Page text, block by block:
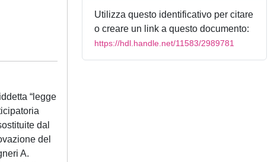
“legge
dal
del
A.
Utilizza questo identificativo per citare
o creare un link a questo documento:
https://hdl.handle.net/11583/2989781